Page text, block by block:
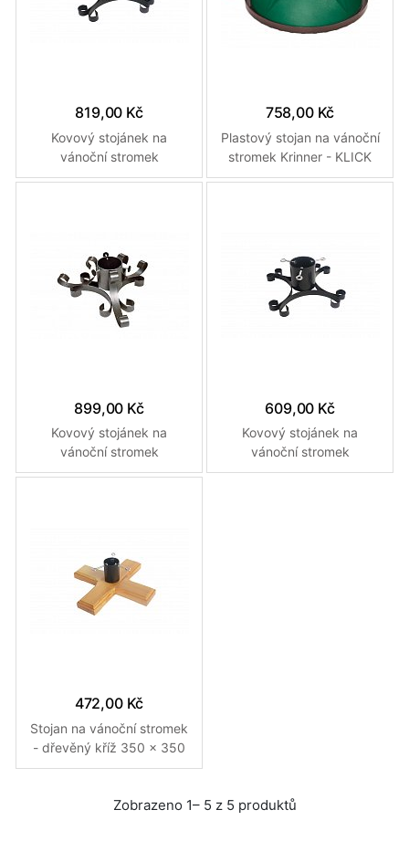
819,00 Kč
Kovový stojánek na
vánoční stromek
758,00 Kč
Plastový stojan na vánoční
stromek Krinner - KLICK
FIX
899,00 Kč
Kovový stojánek na
vánoční stromek
609,00 Kč
Kovový stojánek na
vánoční stromek
472,00 Kč
Stojan na vánoční stromek
- dřevěný kříž 350 x 350
x 115 mm
Zobrazeno 1– 5 z 5 produktů